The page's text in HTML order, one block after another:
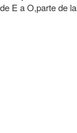
E a O,parte de